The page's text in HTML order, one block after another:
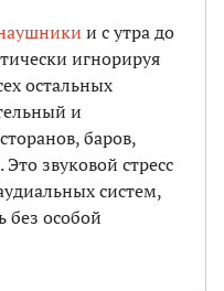
и с утра до
игнорируя
остальных
и
баров,
звуковой стресс
систем,
без особой